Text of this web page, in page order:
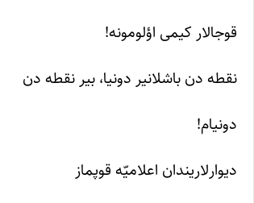
قوجالار کیمی اؤلومونه!
نقطه دن باشلانیر دونیا، بیر نقطه دن
دونیام!
دیوارلاریندان اعلامیّه قوپماز